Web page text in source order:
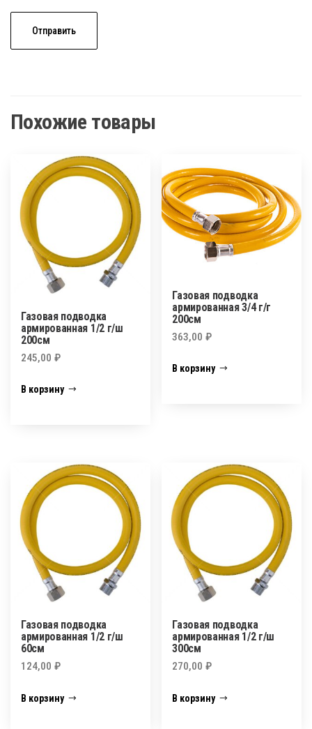
Похожие товары
Газовая подводка
армированная 1/2 г/ш
200см
245,00 ₽
В корзину
Газовая подводка
армированная 3/4 г/г
200см
363,00₽
В корзину
Газовая подводка
армированная 1/2 г/ш
60см
124,00 ₽
В корзину
Газовая подводка
армированная 1/2 г/ш
300см
270,00₽
В корзину